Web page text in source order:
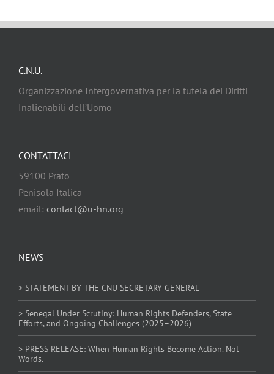
C.N.U.
Organizzazione Intergovernativa per la tutela dei Diritti
Inalienabili dell’Uomo
NEWS
> STATEMENT BY THE CNU SECRETARY GENERAL
> Senegal Under Scrutiny: Human Rights Defenders, State
Efforts, and Ongoing Challenges (2025–2026)
> PRESS RELEASE: When Human Rights Become Action. Not
Words.
CONTATTACI
59100 Prato
Penisola Italica
email: contact@u-hn.org